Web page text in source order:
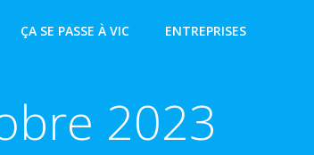
ÇA SE PASSE À VIC ENTREPRISES
2023